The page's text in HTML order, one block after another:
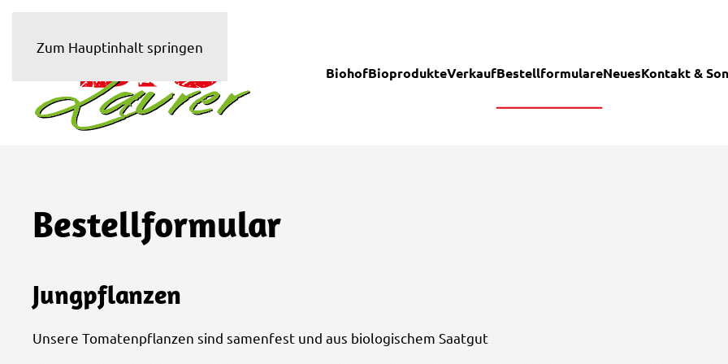
Zum Hauptinhalt springen
BiohofBioprodukteVerkaufBestellformulareNeuesKontakt &
Bestellformular
Jungpflanzen
Unsere Tomatenpflanzen sind samenfest und aus biologischem Saatgut